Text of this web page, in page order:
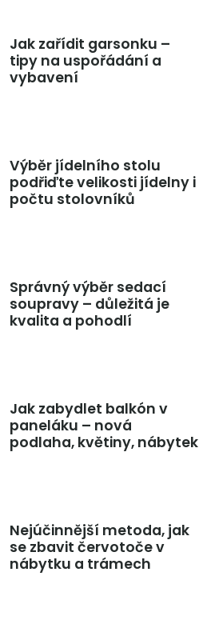
Jak zařídit garsonku –
tipy na uspořádání a
vybavení
Výběr jídelního stolu
podřiďte velikosti jídelny i
počtu stolovníků
Správný výběr sedací
soupravy – důležitá je
kvalita a pohodlí
Jak zabydlet balkón v
paneláku – nová
podlaha, květiny, nábytek
Nejúčinnější metoda, jak
se zbavit červotoče v
nábytku a trámech